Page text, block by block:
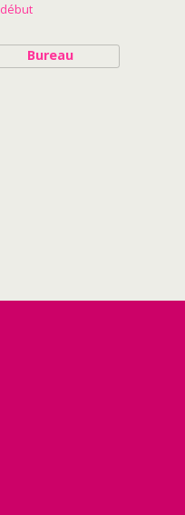
Bureau